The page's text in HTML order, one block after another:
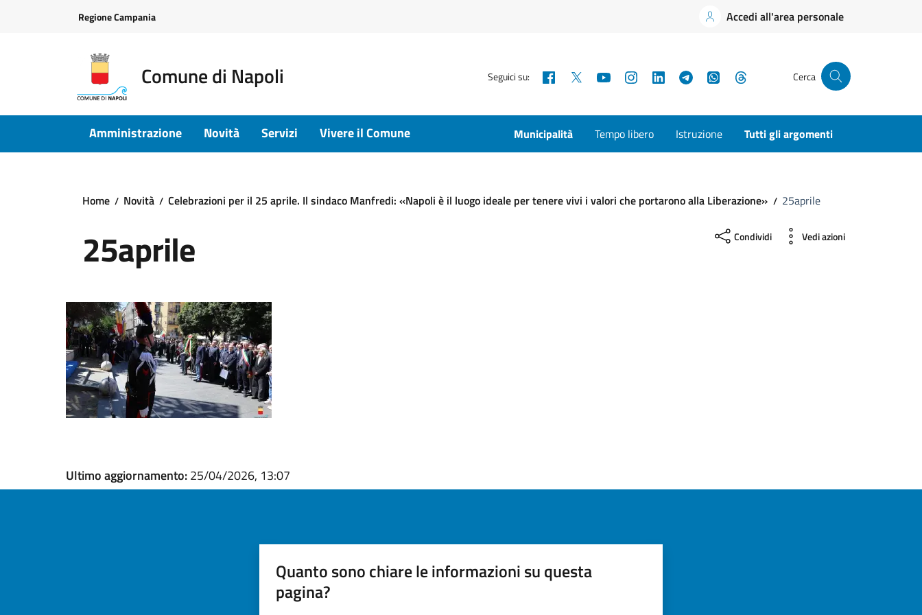
Regione Campania Accedi all'area personale
Comune di Napoli Seguici su: Facebook YouTubeInstagramLinkedInTelegramWhatsApp Cerca
Amministrazione Novità Servizi Vivere il Comune Municipalità Tempo libero Istruzione Tutti gli argomenti
Home Novità Celebrazioni per il 25 aprile. Il sindaco Manfredi: «Napoli è il luogo ideale per tenere vivi i valori che portarono alla Liberazione» 25aprile
25aprile Condividi Vedi azioni
Ultimo aggiornamento:25/04/2026, 13:07
Quanto sono chiare le informazioni su questa
pagina?